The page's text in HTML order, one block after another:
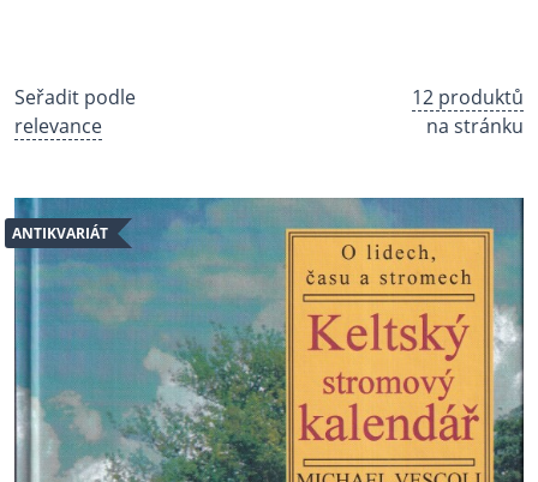
Seřadit podle
relevance
12 produktů
na stránku
ANTIKVARIÁT